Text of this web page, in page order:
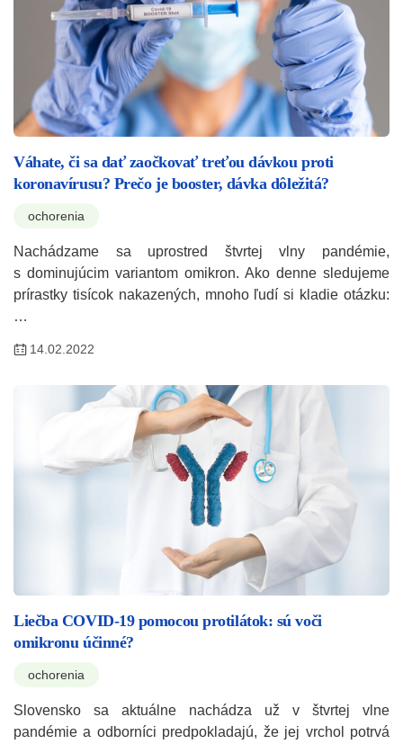
Váhate, či sa dať zaočkovať treťou dávkou proti
koronavírusu? Prečo je booster, dávka dôležitá?
ochorenia
Nachádzame sa uprostred štvrtej vlny pandémie,
s dominujúcim variantom omikron. Ako denne sledujeme
prírastky tisícok nakazených, mnoho ľudí si kladie otázku:
…
14.02.2022
Liečba COVID-19 pomocou protilátok: sú voči
omikronu účinné?
ochorenia
Slovensko sa aktuálne nachádza už v štvrtej vlne
pandémie a odborníci predpokladajú, že jej vrchol potrvá